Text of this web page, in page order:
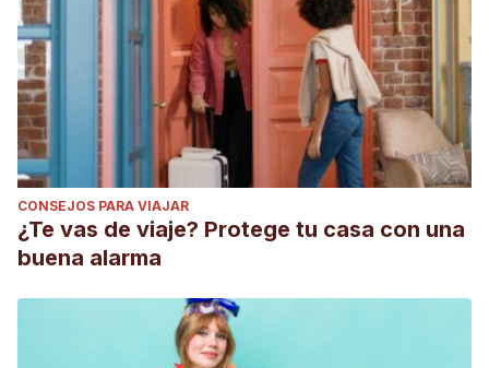
CONSEJOS PARA VIAJAR
¿Te vas de viaje? Protege tu casa con una
buena alarma